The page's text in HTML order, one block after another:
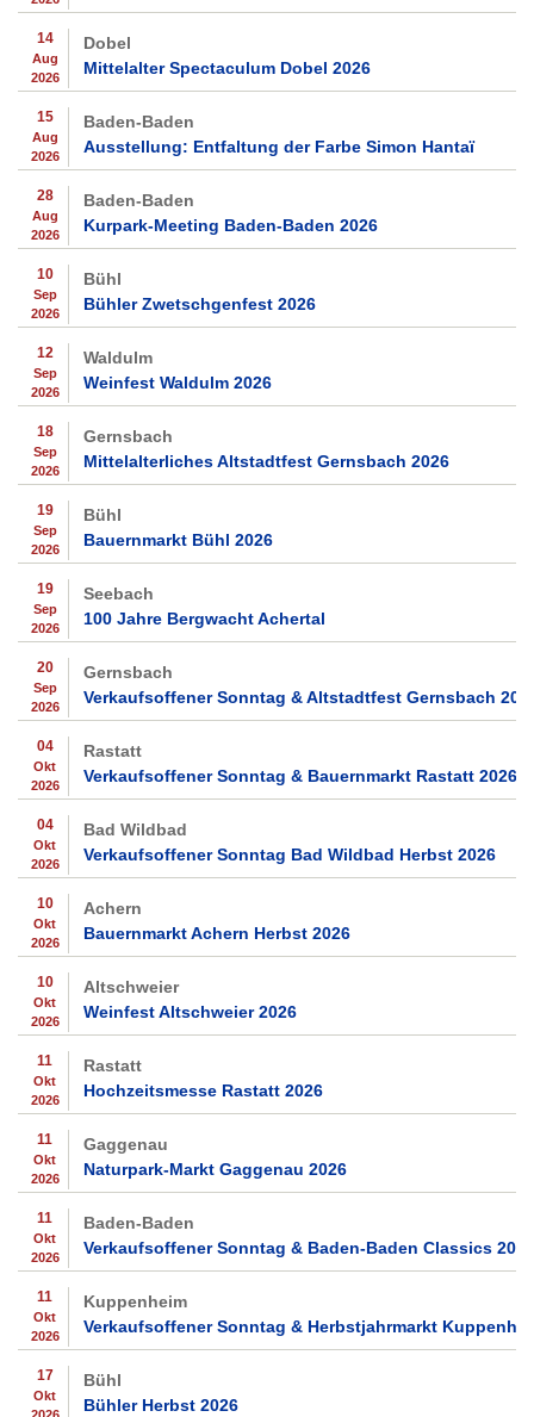
14
Aug
2026
Dobel
Mittelalter Spectaculum Dobel 2026
15
Aug
2026
Baden-Baden
Ausstellung: Entfaltung der Farbe Simon Hantaï
28
Aug
2026
Baden-Baden
Kurpark-Meeting Baden-Baden 2026
10
Sep
2026
Bühl
Bühler Zwetschgenfest 2026
12
Sep
2026
Waldulm
Weinfest Waldulm 2026
18
Sep
2026
Gernsbach
Mittelalterliches Altstadtfest Gernsbach 2026
19
Sep
2026
Bühl
Bauernmarkt Bühl 2026
19
Sep
2026
Seebach
100 Jahre Bergwacht Achertal
20
Sep
2026
Gernsbach
Verkaufsoffener Sonntag & Altstadtfest Gernsbach
04
Okt
2026
Rastatt
Verkaufsoffener Sonntag & Bauernmarkt Rastatt 2026
04
Okt
2026
Bad Wildbad
Verkaufsoffener Sonntag Bad Wildbad Herbst 2026
10
Okt
2026
Achern
Bauernmarkt Achern Herbst 2026
10
Okt
2026
Altschweier
Weinfest Altschweier 2026
11
Okt
2026
Rastatt
Hochzeitsmesse Rastatt 2026
11
Okt
2026
Gaggenau
Naturpark-Markt Gaggenau 2026
11
Okt
2026
Baden-Baden
Verkaufsoffener Sonntag & Baden-Baden Classics 2026
11
Okt
2026
Kuppenheim
Verkaufsoffener Sonntag & Herbstjahrmarkt
17
Okt
Bühl
Bühler Herbst 2026